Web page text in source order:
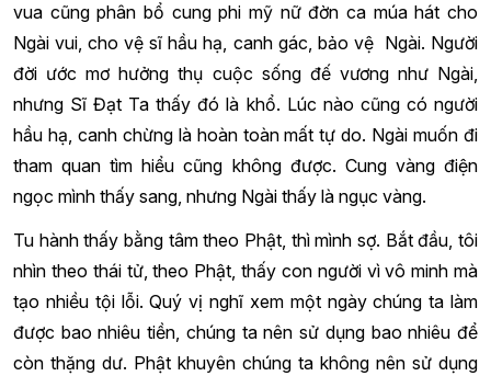
vua cũng phân bổ cung phi mỹ nữ đờn ca múa hát cho
Ngài vui, cho vệ sĩ hầu hạ, canh gác, bảo vệ Ngài. Người
đời ước mơ hưởng thụ cuộc sống đế vương như Ngài,
nhưng Sĩ Đạt Ta thấy đó là khổ. Lúc nào cũng có người
hầu hạ, canh chừng là hoàn toàn mất tự do. Ngài muốn đi
tham quan tìm hiểu cũng không được. Cung vàng điện
ngọc mình thấy sang, nhưng Ngài thấy là ngục vàng.
Tu hành thấy bằng tâm theo Phật, thì mình sợ. Bắt đầu, tôi
nhìn theo thái tử, theo Phật, thấy con người vì vô minh mà
tạo nhiều tội lỗi. Quý vị nghĩ xem một ngày chúng ta làm
được bao nhiêu tiền, chúng ta nên sử dụng bao nhiêu để
còn thặng dư. Phật khuyên chúng ta không nên sử dụng